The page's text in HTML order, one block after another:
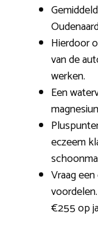
Hierdoor
van de
werken.
Een
eczeem
Vraag
€255 op